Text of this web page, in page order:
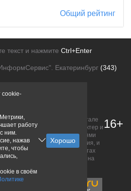
Общий рейтинг
текст и нажмите Ctrl+Enter
Екатеринбург (343)
рекламодателей
банков, размещенная на портале
ознакомительный характер и
определяемой положениями
точного и полного описания, и
условия уточняйте на сайтах
Исключительное право на
их правообладателям.
16+
cookie-
работу
ним.
нажав
чтобы
в своём